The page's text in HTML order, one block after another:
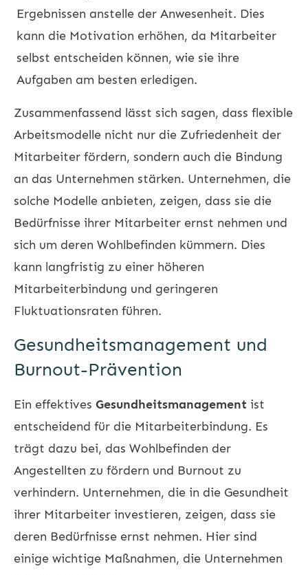
Ergebnissen anstelle der Anwesenheit. Dies
kann die Motivation erhöhen, da Mitarbeiter
selbst entscheiden können, wie sie ihre
Aufgaben am besten erledigen.
Zusammenfassend lässt sich sagen, dass flexible
Arbeitsmodelle nicht nur die Zufriedenheit der
Mitarbeiter fördern, sondern auch die Bindung
an das Unternehmen stärken. Unternehmen, die
solche Modelle anbieten, zeigen, dass sie die
Bedürfnisse ihrer Mitarbeiter ernst nehmen und
sich um deren Wohlbefinden kümmern. Dies
kann langfristig zu einer höheren
Mitarbeiterbindung und geringeren
Fluktuationsraten führen.
Gesundheitsmanagement und
Burnout-Prävention
Ein effektives Gesundheitsmanagement ist
entscheidend für die Mitarbeiterbindung. Es
trägt dazu bei, das Wohlbefinden der
Angestellten zu fördern und Burnout zu
verhindern. Unternehmen, die in die Gesundheit
ihrer Mitarbeiter investieren, zeigen, dass sie
deren Bedürfnisse ernst nehmen. Hier sind
einige wichtige Maßnahmen, die Unternehmen